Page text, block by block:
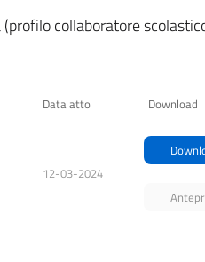
collaboratore
Data atto Download
12-03-2024